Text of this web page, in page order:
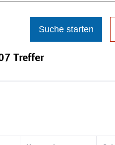
Suche starten
Treffer